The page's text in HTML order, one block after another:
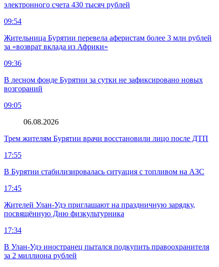
электронного счета 430 тысяч рублей
09:54
Жительница Бурятии перевела аферистам более 3 млн рублей
за «возврат вклада из Африки»
09:36
В лесном фонде Бурятии за сутки не зафиксировано новых
возгораний
09:05
06.08.2026
Трем жителям Бурятии врачи восстановили лицо после ДТП
17:55
В Бурятии стабилизировалась ситуация с топливом на АЗС
17:45
Жителей Улан-Удэ приглашают на праздничную зарядку,
посвящённую Дню физкультурника
17:34
В Улан-Удэ иностранец пытался подкупить правоохранителя
за 2 миллиона рублей